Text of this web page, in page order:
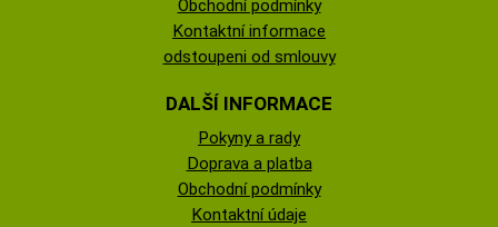
Obchodní podmínky
Kontaktní informace
odstoupeni od smlouvy
DALŠÍ INFORMACE
Pokyny a rady
Doprava a platba
Obchodní podmínky
Kontaktní údaje